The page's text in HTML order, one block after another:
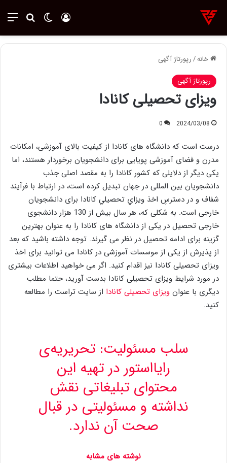
تغییر پوسته ورود
خانه/رپورتاژ آگهی
رپورتاژ آگهی
ویزای تحصیلی کانادا
2024/03/08
0
درست است که دانشگاه های کانادا از کیفیت بالای آموزشی، امکانات
مدرن و فضای آموزشی پویایی برای دانشجویان برخوردار هستند، اما
یکی دیگر از دلایلی که کشور کانادا را به مقصد اصلی جذب
دانشجویان بین المللی در جهان تبدیل کرده است، در ارتباط با فرآیند
شفاف و در دسترسِ اخذ ويزاي تحصيلي كانادا برای دانشجویان
خارجی است. به شکلی که، هر سال بیش از 130 هزار دانشجوی
خارجی تحصیل در یکی از دانشگاه های کانادا را به عنوان بهترین
گزینه برای ادامه تحصیل در نظر می گیرند. توجه داشته باشید که بعد
از پذیرش از یکی از موسسات آموزشی در کانادا می توانید برای اخذ
ویزای تحصیلی کانادا نیز اقدام کنید. اگر می خواهید اطلاعات بیشتری
در مورد شرایط ویزای تحصیلی کانادا بدست آورید، حتما مطلب
دیگری با عنوان ویزای تحصیلی کانادا از سایت تراست را مطالعه
کنید.
سلب‌ مسئولیت: تحریریه‌ی
رایااستور در تهیه‌ این
محتوای تبلیغاتی نقش
نداشته و مسئولیتی در قبال
صحت آن ندارد.
نوشته های مشابه